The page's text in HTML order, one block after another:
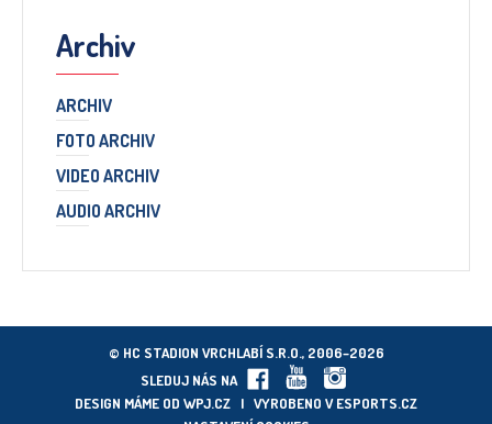
Archiv
ARCHIV
FOTO ARCHIV
VIDEO ARCHIV
AUDIO ARCHIV
© HC STADION VRCHLABÍ S.R.O., 2006–2026
SLEDUJ NÁS NA
DESIGN MÁME OD WPJ.CZ | VYROBENO VESPORTS.CZ